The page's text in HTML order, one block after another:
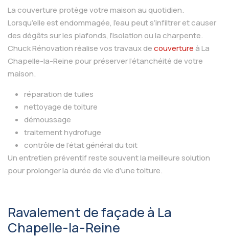
La couverture protège votre maison au quotidien.
Lorsqu’elle est endommagée, l’eau peut s’infiltrer et causer
des dégâts sur les plafonds, l’isolation ou la charpente.
Chuck Rénovation réalise vos travaux decouvertureà La
Chapelle-la-Reine pour préserver l’étanchéité de votre
maison.
réparation de tuiles
nettoyage de toiture
démoussage
traitement hydrofuge
contrôle de l’état général du toit
Un entretien préventif reste souvent la meilleure solution
pour prolonger la durée de vie d’une toiture.
Ravalement de façade à La
Chapelle-la-Reine